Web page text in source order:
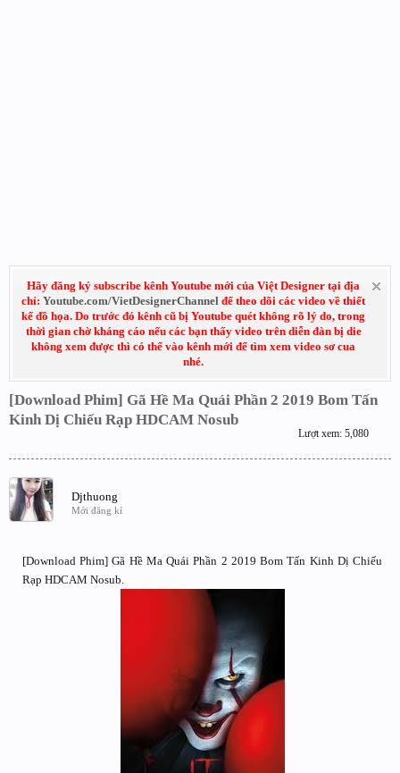
Hãy đăng ký subscribe kênh Youtube mới của Việt Designer tại địa
chỉ: Youtube.com/VietDesignerChannel để theo dõi các video về thiết
kế đồ họa. Do trước đó kênh cũ bị Youtube quét không rõ lý do, trong
thời gian chờ kháng cáo nếu các bạn thấy video trên diễn đàn bị die
không xem được thì có thể vào kênh mới để tìm xem video sơ cua
nhé.
[Download Phim] Gã Hề Ma Quái Phần 2 2019 Bom Tấn
Kinh Dị Chiếu Rạp HDCAM Nosub
Lượt xem: 5,080
Djthuong
Mới đăng kí
[Download Phim] Gã Hề Ma Quái Phần 2 2019 Bom Tấn Kinh Dị Chiếu
Rạp HDCAM Nosub.